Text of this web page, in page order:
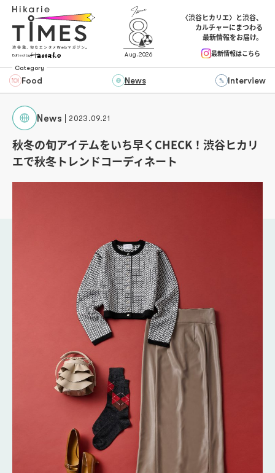
Edited by Aug.2026
〈渋谷ヒカリエ〉と渋谷、
カルチャーにまつわる
最新情報をお届け。
最新情報はこちら
Category
Food News Interview
News 2023.09.21
秋冬の旬アイテムをいち早くCHECK！渋谷ヒカリ
エで秋冬トレンドコーディネート